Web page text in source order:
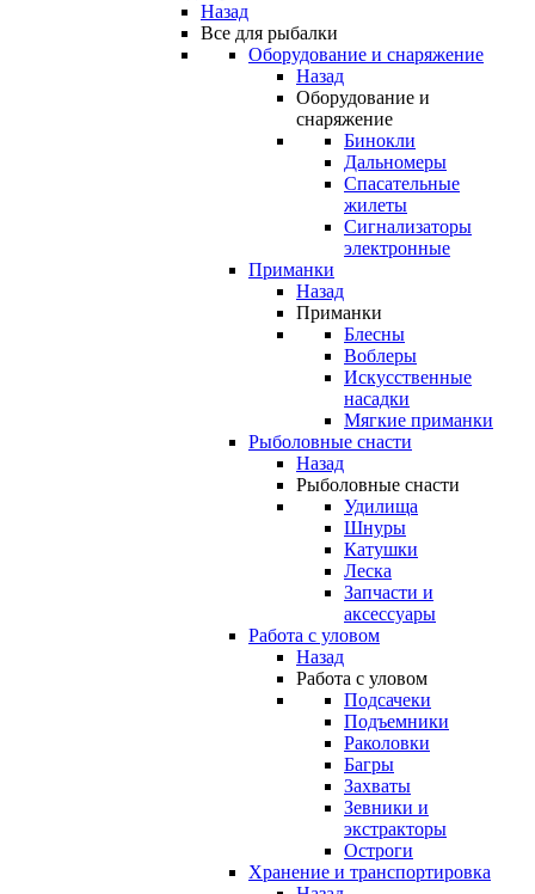
Назад
Все для рыбалки
Оборудование и снаряжение
Назад
Оборудование и
снаряжение
Бинокли
Дальномеры
Спасательные
жилеты
Сигнализаторы
электронные
Приманки
Назад
Приманки
Блесны
Воблеры
Искусственные
насадки
Мягкие приманки
Рыболовные снасти
Назад
Рыболовные снасти
Удилища
Шнуры
Катушки
Леска
Запчасти и
аксессуары
Работа с уловом
Назад
Работа с уловом
Подсачеки
Подъемники
Раколовки
Багры
Захваты
Зевники и
экстракторы
Остроги
Хранение и транспортировка